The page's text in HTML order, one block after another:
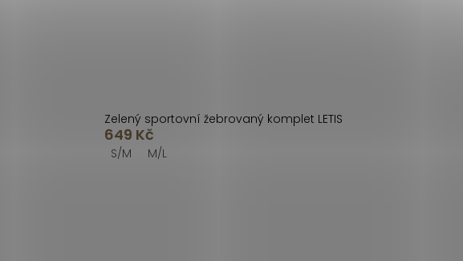
Zelený sportovní žebrovaný komplet LETIS
649 Kč
S/M M/L